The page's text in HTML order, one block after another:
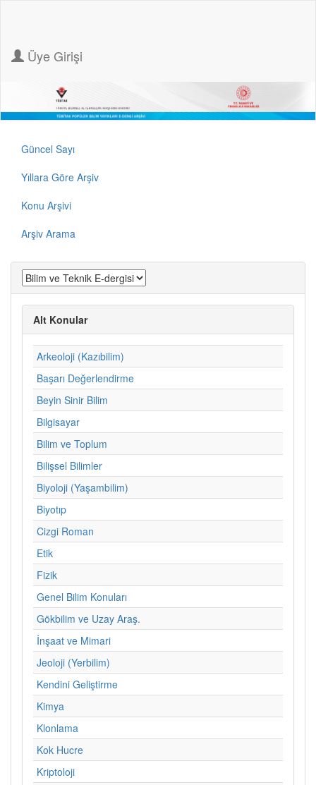
Üye Girişi
Güncel Sayı
Yıllara Göre Arşiv
Konu Arşivi
Arşiv Arama
Alt Konular
Arkeoloji (Kazıbilim)
Başarı Değerlendirme
Beyin Sinir Bilim
Bilgisayar
Bilim ve Toplum
Bilişsel Bilimler
Biyoloji (Yaşambilim)
Biyotıp
Cizgi Roman
Etik
Fizik
Genel Bilim Konuları
Gökbilim ve Uzay Araş.
İnşaat ve Mimari
Jeoloji (Yerbilim)
Kendini Geliştirme
Kimya
Klonlama
Kok Hucre
Kriptoloji